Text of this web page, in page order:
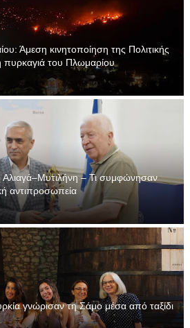
Άμεση κινητοποίηση της Πολιτικής
πυρκαγιά του Πλωμαρίου
– Τι συμφώνησαν
αντιπροσωπεία
γνώρισαν τη Σάμο μέσα από ταξίδι